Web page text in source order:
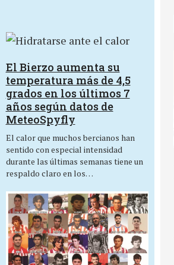
El Bierzo aumenta su
temperatura más de 4,5
grados en los últimos 7
años según datos de
MeteoSpyfly
El calor que muchos bercianos han
sentido con especial intensidad
durante las últimas semanas tiene un
respaldo claro en los…